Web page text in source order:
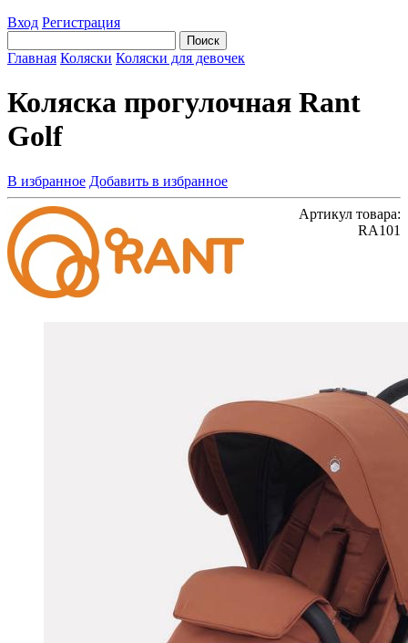
Вход Регистрация
Главная Коляски Коляски для девочек
Коляска прогулочная Rant
Golf
В избранное Добавить в избранное
Артикул товара:
RA101